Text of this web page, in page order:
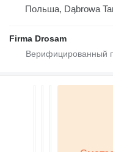
Польша, Dąbrowa
Firma Drosam